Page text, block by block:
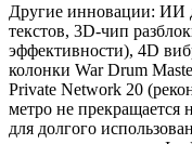
Другие инновации: ИИ
текстов, 3D-чип
эффективности), 4D
колонки War Drum
Private Network 20
метро не прекращается
для долгого